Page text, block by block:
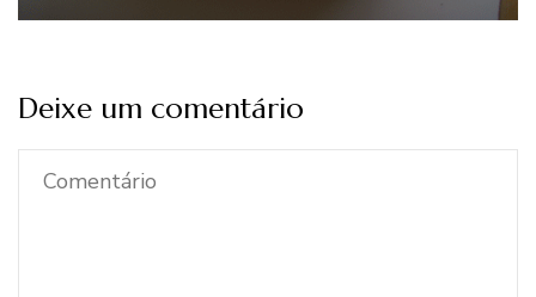
Deixe um comentário